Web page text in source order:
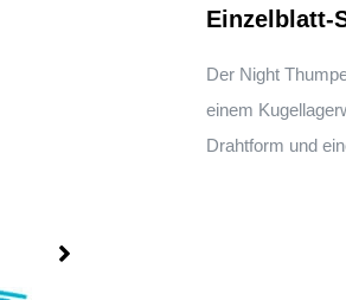
Einzelblatt-
Der Night
einem
Drahtform und